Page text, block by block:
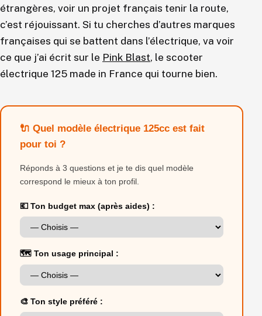
étrangères, voir un projet français tenir la route,
c’est réjouissant. Si tu cherches d’autres marques
françaises qui se battent dans l’électrique, va voir
ce que j’ai écrit sur le Pink Blast, le scooter
électrique 125 made in France qui tourne bien.
🔌 Quel modèle électrique 125cc est fait
pour toi ?
Réponds à 3 questions et je te dis quel modèle
correspond le mieux à ton profil.
💶 Ton budget max (après aides) :
🗺️ Ton usage principal :
🎨 Ton style préféré :